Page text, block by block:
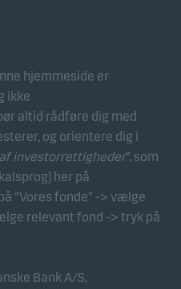
hjemmeside er
ikke
altid rådføre dig med
og orientere dig i
investorrettigheder”, som
her på
”Vores fonde” -> vælge
relevant fond -> tryk på
Bank A/S,